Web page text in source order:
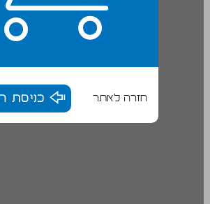
חזרה לאתר כניסת